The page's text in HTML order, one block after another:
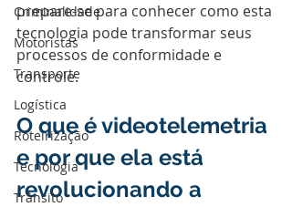
Criminalidade
Motoristas
Transporte
Logística
Roteirização
Tecnologia
Trânsito
prepare-se para conhecer como esta
tecnologia pode transformar seus
processos de conformidade e
controle.
O que é videotelemetria
e por que ela está
revolucionando a